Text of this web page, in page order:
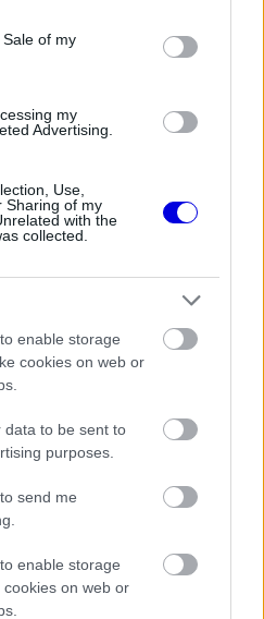
purposes in below Google
of my
my
Advertising.
Use,
Sharing of my
with the
collected.
enable storage
cookies on web or
data to be sent to
purposes.
send me
enable storage
on web or
loaded, either because
pilóta, aki
a véleményét. De
vált – nyugodtabb,
Marko.
meglepetés érte a
a Forma–1-es